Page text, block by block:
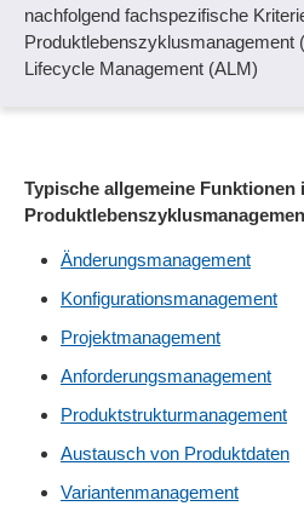
nachfolgend fachspezifische
Produktlebenszyklusmanagement
Lifecycle Management (ALM)
Typische allgemeine Funktionen
Änderungsmanagement
Konfigurationsmanagement
Projektmanagement
Anforderungsmanagement
Produktstrukturmanagement
Austausch von Produktdaten
Variantenmanagement